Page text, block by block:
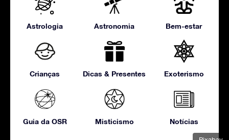
Astrologia Astronomia Bem-estar
Crianças Dicas & Presentes Exoterismo
Guia da OSR Misticismo Notícias